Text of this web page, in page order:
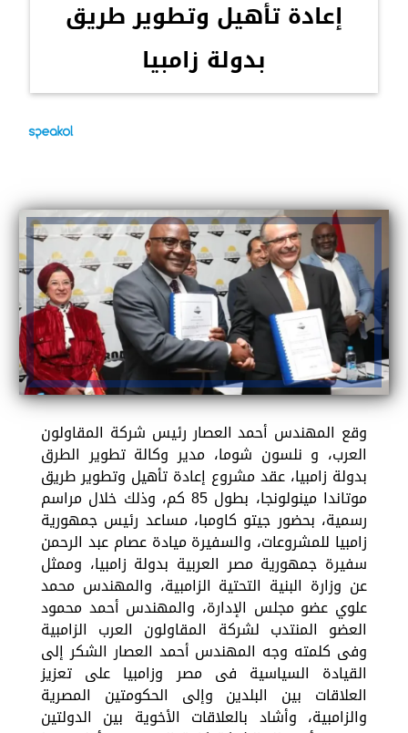
إعادة تأهيل وتطوير طريق
بدولة زامبيا
وقع المهندس أحمد العصار رئيس شركة المقاولون
العرب، و نلسون شوما، مدير وكالة تطوير الطرق
بدولة زامبيا، عقد مشروع إعادة تأهيل وتطوير طريق
موتاندا مينولونجا، بطول 85 كم، وذلك خلال مراسم
رسمية، بحضور جيتو كاومبا، مساعد رئيس جمهورية
زامبيا للمشروعات، والسفيرة ميادة عصام عبد الرحمن
سفيرة جمهورية مصر العربية بدولة زامبيا، وممثل
عن وزارة البنية التحتية الزامبية، والمهندس محمد
علوي عضو مجلس الإدارة، والمهندس أحمد محمود
العضو المنتدب لشركة المقاولون العرب الزامبية
وفى كلمته وجه المهندس أحمد العصار الشكر إلى
القيادة السياسية فى مصر وزامبيا على تعزيز
العلاقات بين البلدين وإلى الحكومتين المصرية
والزامبية، وأشاد بالعلاقات الأخوية بين الدولتين